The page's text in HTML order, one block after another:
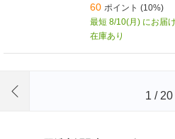
60 ポイント (10%)
最短 8/10(月) にお届け
在庫あり
1 / 20